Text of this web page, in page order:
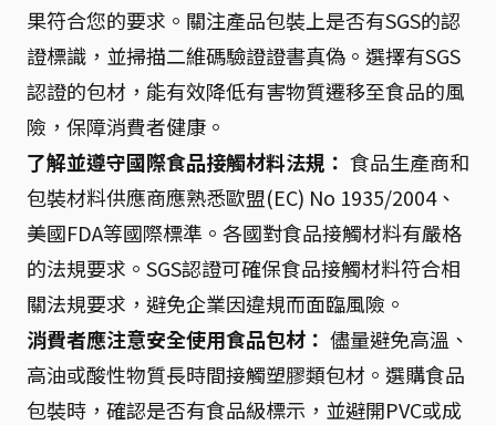
果符合您的要求。關注產品包裝上是否有SGS的認
證標識，並掃描二維碼驗證證書真偽。選擇有SGS
認證的包材，能有效降低有害物質遷移至食品的風
險，保障消費者健康。
了解並遵守國際食品接觸材料法規： 食品生產商和
包裝材料供應商應熟悉歐盟(EC) No 1935/2004、
美國FDA等國際標準。各國對食品接觸材料有嚴格
的法規要求。SGS認證可確保食品接觸材料符合相
關法規要求，避免企業因違規而面臨風險。
消費者應注意安全使用食品包材： 儘量避免高溫、
高油或酸性物質長時間接觸塑膠類包材。選購食品
包裝時，確認是否有食品級標示，並避開PVC或成